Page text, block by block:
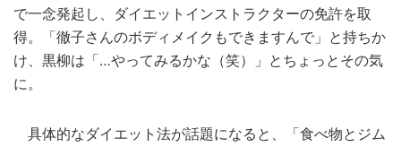
で一念発起し、ダイエットインストラクターの免許を取
得。「徹子さんのボディメイクもできますんで」と持ちか
け、黒柳は「…やってみるかな（笑）」とちょっとその気
に。
具体的なダイエット法が話題になると、「食べ物とジム